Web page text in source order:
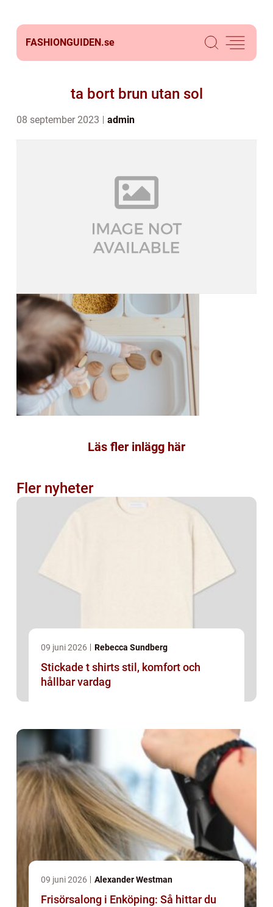
FASHIONGUIDEN.se
ta bort brun utan sol
08 september 2023 admin
Läs fler inlägg här
Fler nyheter
09 juni 2026 Rebecca Sundberg
Stickade t shirts stil, komfort och
hållbar vardag
09 juni 2026 Alexander Westman
Frisörsalong i Enköping: Så hittar du